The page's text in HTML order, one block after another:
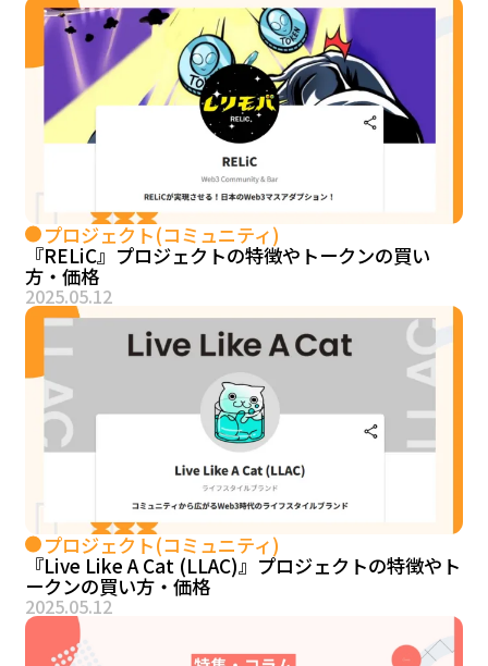
プロジェクト(コミュニティ)
『RELiC』プロジェクトの特徴やトークンの買い
方・価格
2025.05.12
プロジェクト(コミュニティ)
『Live Like A Cat (LLAC)』プロジェクトの特徴やト
ークンの買い方・価格
2025.05.12